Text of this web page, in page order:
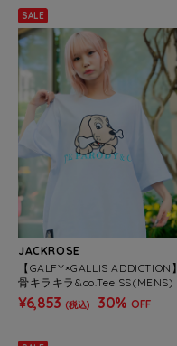
SALE
JACKROSE
【GALFY×GALLIS ADDICTION】
骨キラキラ&co.Tee SS(MENS)
¥6,853 (税込) 30% OFF